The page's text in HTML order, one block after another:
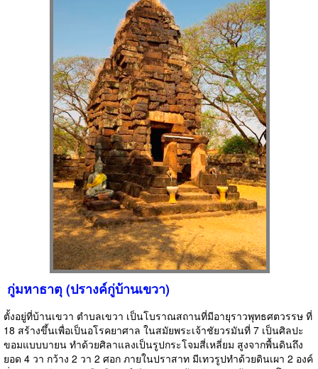
กู่มหาธาตุ (ปรางค์กู่บ้านเขวา)
ตั้งอยู่ที่บ้านเขวา ตำบลเขวา เป็นโบราณสถานที่มีอายุราวพุทธศตวรรษ ที่
18 สร้างขึ้นเพื่อเป็นอโรคยาศาล ในสมัยพระเจ้าชัยวรมันที่ 7 เป็นศิลปะ
ขอมแบบบายน ทำด้วยศิลาแลงเป็นรูปกระโจมสี่เหลี่ยม สูงจากพื้นดินถึง
ยอด 4 วา กว้าง 2 วา 2 ศอก ภายในปราสาท มีเทวรูปทำด้วยดินเผา 2 องค์